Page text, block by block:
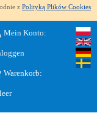
z Polityką Plików Cookies
Mein Konto:
Warenkorb: